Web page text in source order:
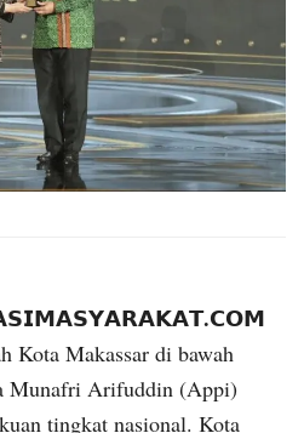
Kota Makassar di bawah
Munafri Arifuddin (Appi)
tingkat nasional. Kota